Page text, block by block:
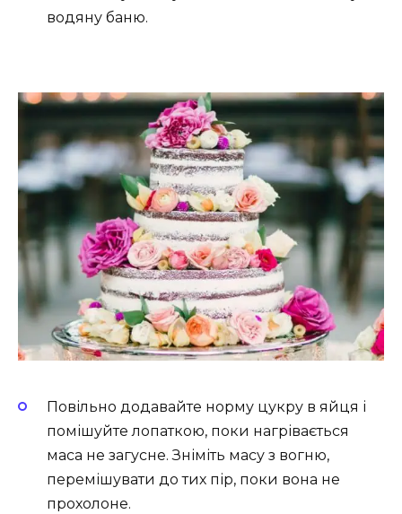
водяну баню.
Повільно додавайте норму цукру в яйця і
помішуйте лопаткою, поки нагрівається
маса не загусне. Зніміть масу з вогню,
перемішувати до тих пір, поки вона не
прохолоне.